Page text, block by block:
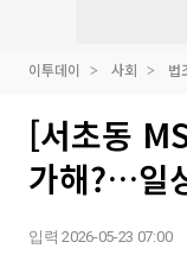
이투데이 사회 법
[서초동
가해?…일
입력 2026-05-23 07:00